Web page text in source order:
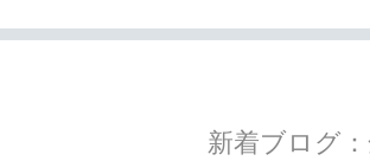
新着ブログ